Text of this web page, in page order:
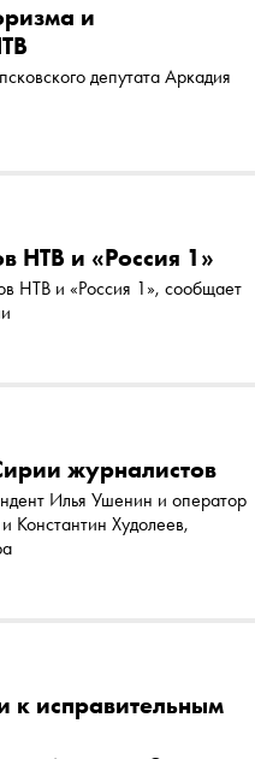
и
депутата Аркадия
НТВ и «Россия 1»
НТВ и «Россия 1», сообщает
журналистов
Илья Ушенин и оператор
Константин Худолеев,
к исправительным